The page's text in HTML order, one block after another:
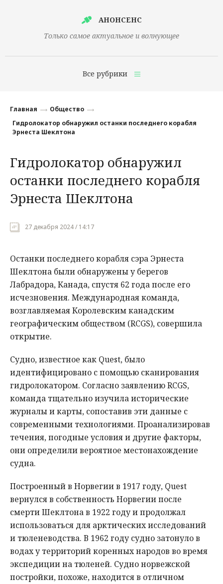
АНОНСЕНС
Только самое актуальное и волнующее
Все рубрики
Финансы
Наука
Культура
Общество
Происшествия
Главная
Общество
Гидролокатор обнаружил останки последнего корабля
Эрнеста Шеклтона
Гидролокатор обнаружил
останки последнего корабля
Эрнеста Шеклтона
27 декабря 2024 / 14:17
Останки последнего корабля сэра Эрнеста
Шеклтона были обнаружены у берегов
Лабрадора, Канада, спустя 62 года после его
исчезновения. Международная команда,
возглавляемая Королевским канадским
географическим обществом (RCGS), совершила
открытие.
Судно, известное как Quest, было
идентифицировано с помощью сканирования
гидролокатором. Согласно заявлению RCGS,
команда тщательно изучила исторические
журналы и карты, сопоставив эти данные с
современными технологиями. Проанализировав
течения, погодные условия и другие факторы,
они определили вероятное местонахождение
судна.
Построенный в Норвегии в 1917 году, Quest
вернулся в собственность Норвегии после
смерти Шеклтона в 1922 году и продолжал
использоваться для арктических исследований
и тюленеводства. В 1962 году судно затонуло в
водах у территорий коренных народов во время
экспедиции на тюленей. Судно норвежской
постройки, похоже, находится в отличном